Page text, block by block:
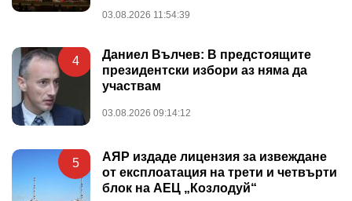
03.08.2026 11:54:39
4
Даниел Вълчев: В предстоящите
президентски избори аз няма да
участвам
03.08.2026 09:14:12
5
АЯР издаде лицензия за извеждане
от експлоатация на трети и четвърти
блок на АЕЦ „Козлодуй“